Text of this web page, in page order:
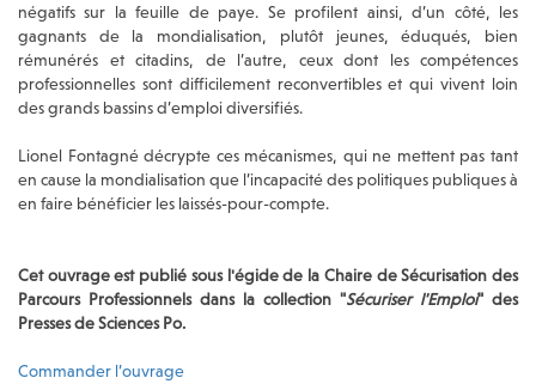
négatifs sur la feuille de paye. Se profilent ainsi, d’un côté, les
gagnants de la mondialisation, plutôt jeunes, éduqués, bien
rémunérés et citadins, de l’autre, ceux dont les compétences
professionnelles sont difficilement reconvertibles et qui vivent loin
des grands bassins d’emploi diversifiés.
Lionel Fontagné décrypte ces mécanismes, qui ne mettent pas tant
en cause la mondialisation que l’incapacité des politiques publiques à
en faire bénéficier les laissés-pour-compte.
Cet ouvrage est publié sous l'égide de la Chaire de Sécurisation des
Parcours Professionnels dans la collection "Sécuriser l'Emploi" des
Presses de Sciences Po.
Commander l’ouvrage